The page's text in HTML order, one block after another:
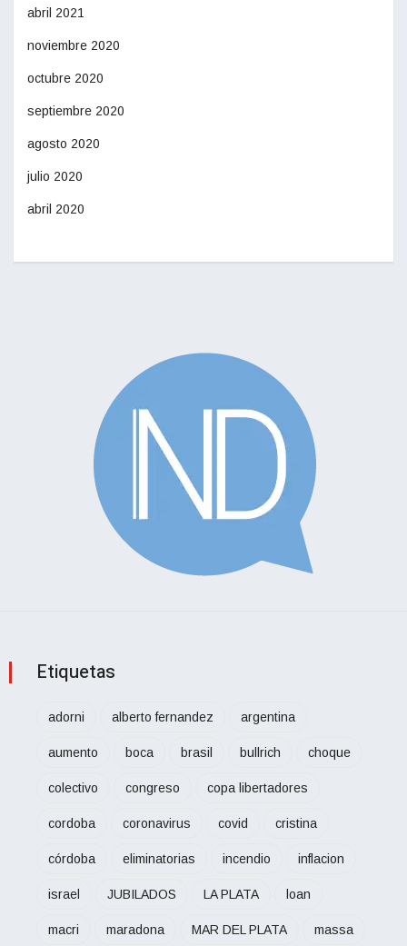
abril 2021
noviembre 2020
octubre 2020
septiembre 2020
agosto 2020
julio 2020
abril 2020
Etiquetas
adorni alberto fernandez argentina
aumento boca brasil bullrich choque
colectivo congreso copa libertadores
cordoba coronavirus covid cristina
córdoba eliminatorias incendio inflacion
israel JUBILADOS LA PLATA loan
macri maradona MAR DEL PLATA massa